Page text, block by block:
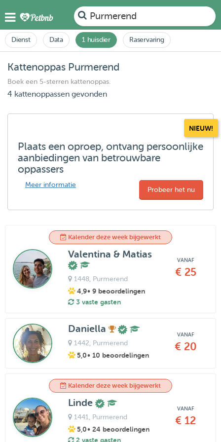
Purmerend
Dienst Data 1 huisdier Raservaring
Kattenoppas Purmerend
Boek een 5-sterren kattenoppas.
4 kattenoppassen gevonden
NIEUW!
Plaats een oproep, ontvang persoonlijke
aanbiedingen van betrouwbare
oppassers
Meer informatie
Probeer het nu
Kalender deze week bijgewerkt
Valentina & Matias
1448, Purmerend
4,9• 9 beoordelingen
3 vaste gasten
VANAF
€ 25
Daniella
1442 , Purmerend
5,0• 10 beoordelingen
VANAF
€ 20
Kalender deze week bijgewerkt
Linde
1441 , Purmerend
5,0• 24 beoordelingen
2 vaste gasten
VANAF
€ 12